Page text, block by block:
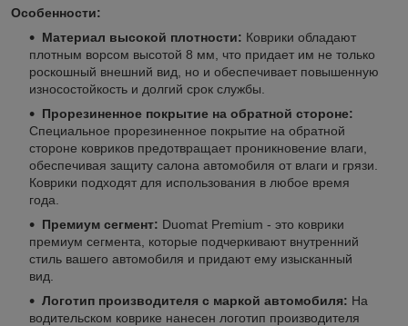
Особенности:
Материал высокой плотности: Коврики обладают
плотным ворсом высотой 8 мм, что придает им не только
роскошный внешний вид, но и обеспечивает повышенную
износостойкость и долгий срок службы.
Прорезиненное покрытие на обратной стороне:
Специальное прорезиненное покрытие на обратной
стороне ковриков предотвращает проникновение влаги,
обеспечивая защиту салона автомобиля от влаги и грязи.
Коврики подходят для использования в любое время
года.
Премиум сегмент: Duomat Premium - это коврики
премиум сегмента, которые подчеркивают внутренний
стиль вашего автомобиля и придают ему изысканный
вид.
Логотип производителя с маркой автомобиля: На
водительском коврике нанесен логотип производителя